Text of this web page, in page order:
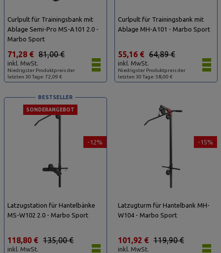
Curlpult für Trainingsbank mit
Ablage Semi-Pro MS-A101 2.0 -
Marbo Sport
Niedrigster Produktpreis der
letzten 30 Tage: 72,09 €
81,00 €
71,28 €
inkl. MwSt.
Curlpult für Trainingsbank mit
Ablage MH-A101 - Marbo Sport
Niedrigster Produktpreis der
letzten 30 Tage: 58,00 €
64,89 €
55,16 €
inkl. MwSt.
-12%
SONDERANGEBOT
BESTSELLER
Latzugstation für Hantelbänke
MS-W102 2.0 - Marbo Sport
135,00 €
118,80 €
inkl. MwSt.
-15%
Latzugturm für Hantelbank MH-
W104 - Marbo Sport
119,90 €
101,92 €
inkl. MwSt.